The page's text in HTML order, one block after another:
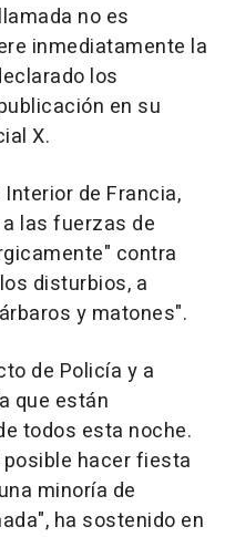
no es
inmediatamente la
los
en su
X.
de Francia,
las fuerzas de
contra
disturbios, a
y matones".
de Policía y a
que están
todos esta noche.
hacer fiesta
minoría de
ha sostenido en